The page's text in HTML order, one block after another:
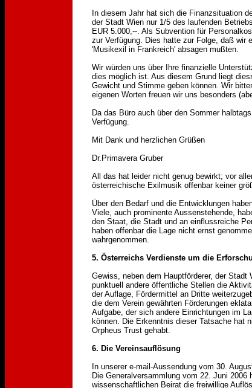
In diesem Jahr hat sich die Finanzsituation
der Stadt Wien nur 1/5 des laufenden
EUR 5.000,--. Als Subvention für
zur Verfügung. Dies hatte zur Folge, daß wir
'Musikexil in Frankreich' absagen mußten.
Wir würden uns über Ihre finanzielle
dies möglich ist. Aus diesem Grund liegt
Gewicht und Stimme geben können. Wir
eigenen Worten freuen wir uns besonders
Da das Büro auch über den Sommer
Verfügung.
Mit Dank und herzlichen Grüßen
Dr.Primavera Gruber
All das hat leider nicht genug bewirkt; vor
österreichische Exilmusik offenbar keiner
Über den Bedarf und die Entwicklungen
Viele, auch prominente Aussenstehende,
den Staat, die Stadt und an einflussreiche
haben offenbar die Lage nicht ernst
wahrgenommen.
5. Österreichs Verdienste um die
Gewiss, neben dem Hauptförderer, der
punktuell andere öffentliche Stellen die
der Auflage, Fördermittel an Dritte
die dem Verein gewährten Förderungen
Aufgabe, der sich andere Einrichtungen im
können. Die Erkenntnis dieser Tatsache hat
Orpheus Trust gehabt.
6. Die Vereinsauflösung
In unserer e-mail-Aussendung vom 30.
Die Generalversammlung vom 22. Juni
wissenschaftlichen Beirat die freiwillige